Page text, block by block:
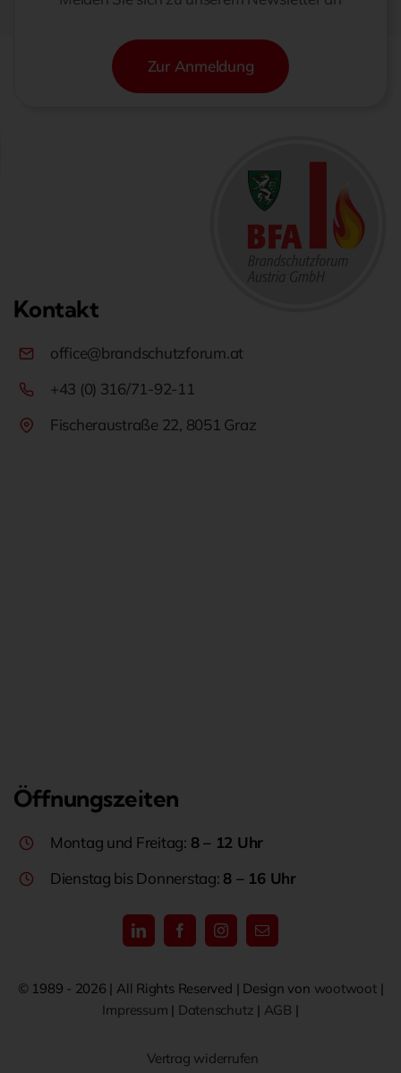
Zur Anmeldung
Kontakt
office@brandschutzforum.at
+43 (0) 316/71-92-11
Fischeraustraße 22, 8051 Graz
Öffnungszeiten
Montag und Freitag: 8 – 12 Uhr
Dienstag bis Donnerstag: 8 – 16 Uhr
© 1989 - 2026 | All Rights Reserved | Design von wootwoot |
Impressum | Datenschutz | AGB |
Vertrag widerrufen